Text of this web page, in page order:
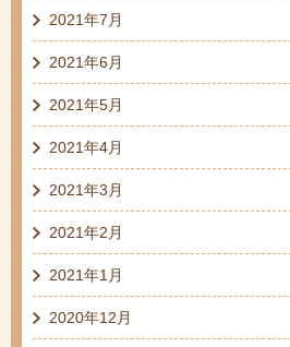
2021年7月
2021年6月
2021年5月
2021年4月
2021年3月
2021年2月
2021年1月
2020年12月